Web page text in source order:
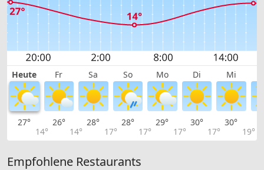
Heute Fr Sa So Mo Di Mi
27°
14°
26°
14°
28°
17°
28°
17°
29°
17°
30°
17°
30°
19°
Empfohlene Restaurants